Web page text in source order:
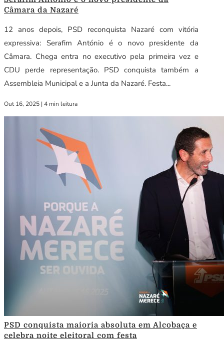
Câmara da Nazaré
12 anos depois, PSD reconquista Nazaré com vitória
expressiva: Serafim António é o novo presidente da
Câmara. Chega entra no executivo pela primeira vez e
CDU perde representação. PSD conquista também a
Assembleia Municipal e a Junta da Nazaré. Festa...
Out 16, 2025 | 4 min leitura
PSD conquista maioria absoluta em Alcobaça e
celebra noite eleitoral com festa